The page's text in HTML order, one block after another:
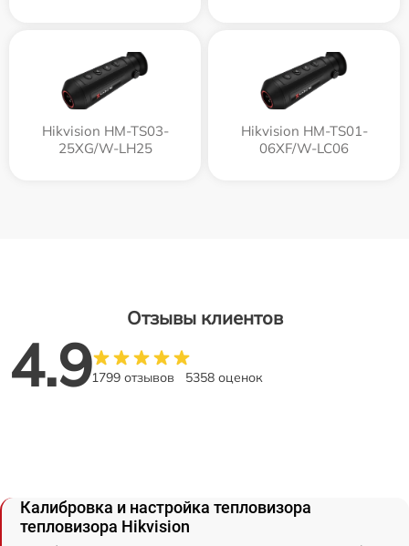
Hikvision HM-TS03-
25XG/W-LH25
Hikvision HM-TS01-
06XF/W-LC06
Отзывы клиентов
4.91799 отзывов 5358 оценок
Калибровка и настройка тепловизора
тепловизора Hikvision